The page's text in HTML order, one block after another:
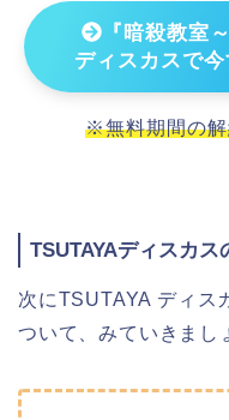
『暗殺教室
ディスカスで
※無料期間の解
TSUTAYAディスカ
次にTSUTAYA ディス
ついて、みていきまし